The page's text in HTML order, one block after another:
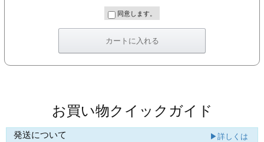
同意します。
お買い物クイックガイド
発送について ▶詳しくは